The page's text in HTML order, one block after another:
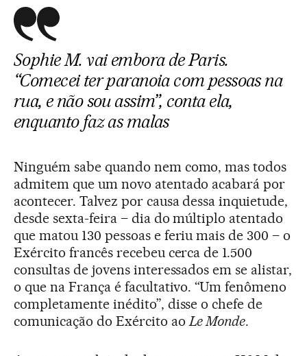
Sophie M. vai embora de Paris.
“Comecei ter paranoia com pessoas na
rua, e não sou assim”, conta ela,
enquanto faz as malas
Ninguém sabe quando nem como, mas todos
admitem que um novo atentado acabará por
acontecer. Talvez por causa dessa inquietude,
desde sexta-feira – dia do múltiplo atentado
que matou 130 pessoas e feriu mais de 300 – o
Exército francês recebeu cerca de 1.500
consultas de jovens interessados em se alistar,
o que na França é facultativo. “Um fenômeno
completamente inédito”, disse o chefe de
comunicação do Exército aoLe Monde.